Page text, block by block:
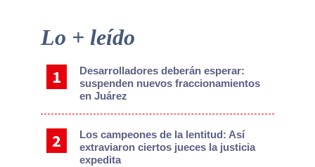
Primary
Lo + leído
Desarrolladores deberán esperar:
suspenden nuevos fraccionamientos
en Juárez
Los campeones de la lentitud: Así
extraviaron ciertos jueces la justicia
expedita